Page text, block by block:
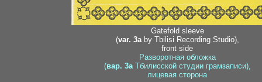
Gatefold sleeve
(var. 3aby Tbilisi Recording Studio),
front side
Разворотная обложка
(вар. 3aТбилисской студии грамзаписи),
лицевая сторона